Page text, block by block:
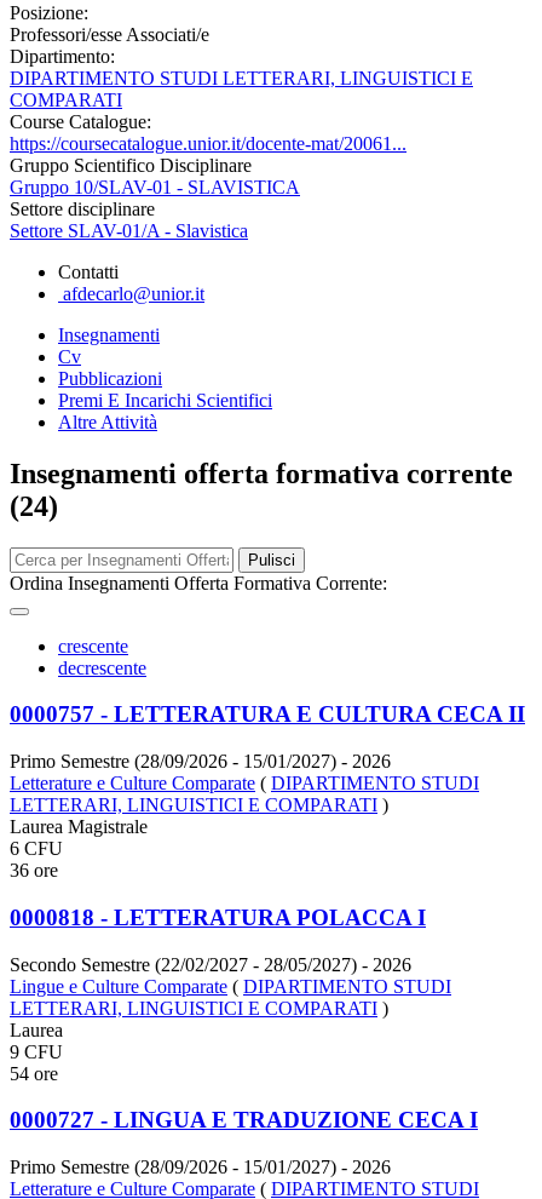
Posizione:
Professori/esse Associati/e
Dipartimento:
DIPARTIMENTO STUDI LETTERARI, LINGUISTICI E
COMPARATI
Course Catalogue:
https://coursecatalogue.unior.it/docente-mat/20061...
Gruppo Scientifico Disciplinare
Gruppo 10/SLAV-01 - SLAVISTICA
Settore disciplinare
Settore SLAV-01/A - Slavistica
Contatti
afdecarlo@unior.it
Insegnamenti
Cv
Pubblicazioni
Premi E Incarichi Scientifici
Altre Attività
Insegnamenti offerta formativa corrente
(24)
Pulisci
Ordina Insegnamenti Offerta Formativa Corrente:
crescente
decrescente
0000757 - LETTERATURA E CULTURA CECA II
Primo Semestre (28/09/2026 - 15/01/2027) - 2026
Letterature e Culture Comparate ( DIPARTIMENTO STUDI
LETTERARI, LINGUISTICI E COMPARATI )
Laurea Magistrale
6 CFU
36 ore
0000818 - LETTERATURA POLACCA I
Secondo Semestre (22/02/2027 - 28/05/2027) - 2026
Lingue e Culture Comparate ( DIPARTIMENTO STUDI
LETTERARI, LINGUISTICI E COMPARATI )
Laurea
9 CFU
54 ore
0000727 - LINGUA E TRADUZIONE CECA I
Primo Semestre (28/09/2026 - 15/01/2027) - 2026
Letterature e Culture Comparate ( DIPARTIMENTO STUDI